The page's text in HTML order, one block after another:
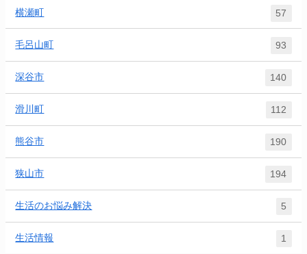
横瀬町 57
毛呂山町 93
深谷市 140
滑川町 112
熊谷市 190
狭山市 194
生活のお悩み解決 5
生活情報 1